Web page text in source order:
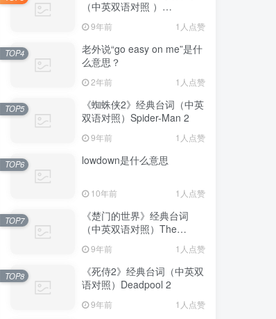
（中英双语对照 ）
9年前 1人点赞
老外说“go easy on me”是什
么意思？
2年前 1人点赞
TOP4
《蜘蛛侠2》经典台词（中英
双语对照）Spider-Man 2
9年前 1人点赞
TOP5
lowdown是什么意思
10年前 1人点赞
TOP6
《楚门的世界》经典台词
（中英双语对照）The
Truman Show
9年前 1人点赞
TOP7
《死侍2》经典台词（中英双
语对照）Deadpool 2
9年前 1人点赞
TOP8